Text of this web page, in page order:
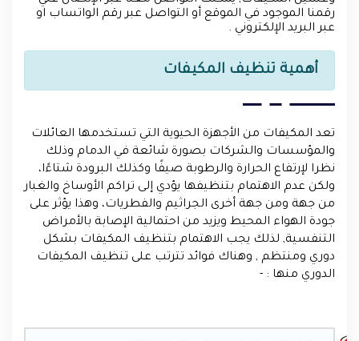
رقمنا الموجود في الموقع أو التواصل عبر رقم الواتساب او
عبر البريد الإلكتروني .
أهمية تنظيف المكيفات
تعد المكيفات من الأجهزة الحيوية التي تستخدمها العائلات
والمؤسسات والشركات بصورة شائعة في الدمام وذلك
نظرا لإرتفاع الحرارة والرطوبة صيفًا وكذلك البرودة شتاءًا،
ولكن عدم الاهتمام بتنظيفها يؤدي إلى تراكم الأوساخ والغبار
من جهة ومن جهة أخرى الجراثيم والفطريات، وهذا يؤثر على
جودة الهواء المحيط ويزيد من احتمالية الإصابة بالأمراض
التنفسية, لذلك يجب الاهتمام بتنظيف المكيفات بشكل
دوري ومنتظم , وهناك فوائد تترتب على تنظيف المكيفات
الدوري منها : -